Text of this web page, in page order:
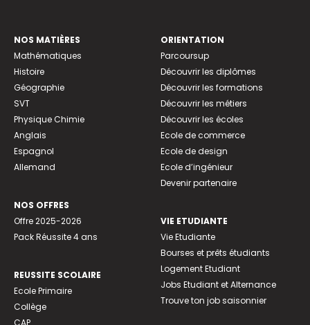
NOS MATIÈRES
Mathématiques
Histoire
Géographie
SVT
Physique Chimie
Anglais
Espagnol
Allemand
NOS OFFRES
Offre 2025-2026
Pack Réussite 4 ans
REUSSITE SCOLAIRE
Ecole Primaire
Collège
CAP
ORIENTATION
Parcoursup
Découvrir les diplômes
Découvrir les formations
Découvrir les métiers
Découvrir les écoles
Ecole de commerce
Ecole de design
Ecole d’ingénieur
Devenir partenaire
VIE ETUDIANTE
Vie Etudiante
Bourses et prêts étudiants
Logement Etudiant
Jobs Etudiant et Alternance
Trouve ton job saisonnier